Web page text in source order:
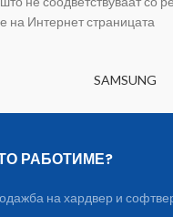
на Интернет страницата
SAMSUNG
РАБОТИМЕ?
на хардвер и